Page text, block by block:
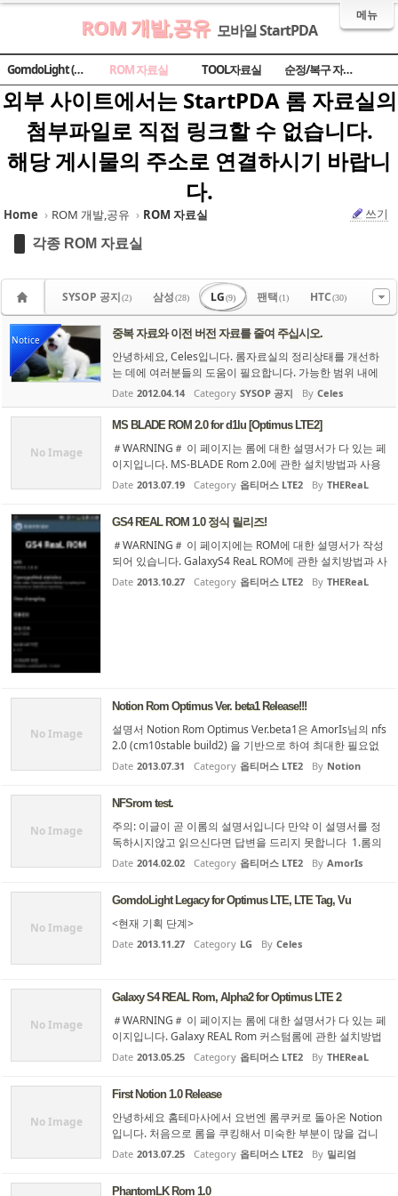
메뉴
ROM 개발,공유 모바일 StartPDA
GomdoLight (곰돌라이트) ROM 자료실 TOOL자료실 순정/복구 자료실
외부 사이트에서는 StartPDA 롬 자료실의
첨부파일로 직접 링크할 수 없습니다.
해당 게시물의 주소로 연결하시기 바랍니
다.
Home › ROM 개발,공유 › ROM 자료실 쓰기
각종 ROM 자료실
SYSOP 공지(2) 삼성(28) LG(9) 팬택(1) HTC(30)
Notice 중복 자료와 이전 버전 자료를 줄여 주십시오.
안녕하세요, Celes입니다. 롬자료실의 정리상태를 개선하
는 데에 여러분들의 도움이 필요합니다. 가능한 범위 내에
서 다음의 사항을 준수해 주셨으면 합니다. 1. 현황과 문제
점 롬 자료실에 기종별로 워낙 많은 롬들이 각각의 게시물
들로 올라와 있어서, 이를 다운로드하려는 초보자들이 어떤
Date 2012.04.14 Category SYSOP 공지 By Celes
No Image
MS BLADE ROM 2.0 for d1lu [Optimus LTE2]
＃WARNING＃ 이 페이지는 롬에 대한 설명서가 다 있는 페
이지입니다. MS-BLADE Rom 2.0에 관한 설치방법과 사용
법 등등 롬을 올리기 전 필수로 알아야 할 부분을 모두 자세
히 설명하고 있습니다. 설명서를 읽지 않고 설치 하게 되면,
판에 이미 올라온 내...
Date 2013.07.19 Category 옵티머스 LTE2 By THEReaL
GS4 REAL ROM 1.0 정식 릴리즈!
＃WARNING＃ 이 페이지에는 ROM에 대한 설명서가 작성
되어 있습니다. GalaxyS4 ReaL ROM에 관한 설치방법과 사
용법 등등 롬을 올리기 전 필수로 알아야 할 부분을 모두 자
세히 설명하고 있습니다. 설명서를 읽지 않고 설치 하게 되
Date 2013.10.27 Category 옵티머스 LTE2 By THEReaL
No Image
Notion Rom Optimus Ver. beta1 Release!!!
설명서 Notion Rom Optimus Ver.beta1은 AmorIs님의 nfs
2.0 (cm10stable build2) 을 기반으로 하여 최대한 필요없
는 어플이나 파일등은 삭제하고 지금 포팅되있는 lg의 기능
들을 넣어 최대한 optimus 의 ui,ux을 느낄수 있게 한 쿠킹
First Notion Rom과 별도로 ...
Date 2013.07.31 Category 옵티머스 LTE2 By Notion
No Image
NFSrom test.
주의: 이글이 곧 이롬의 설명서입니다 만약 이 설명서를 정
독하시지않고 읽으신다면 답변을 드리지 못합니다 1.롬의
특징 이롬은 cm10stable build2 를 다이어트하고 트윅을
넣었습니다. 사용자의 취향에따라서 롬을 세팅가능한 롬입
...
Date 2014.02.02 Category 옵티머스 LTE2 By AmorIs
No Image
GomdoLight Legacy for Optimus LTE, LTE Tag, Vu
<현재 기획 단계>
Date 2013.11.27 Category LG By Celes
No Image
Galaxy S4 REAL Rom, Alpha2 for Optimus LTE 2
＃WARNING＃ 이 페이지는 롬에 대한 설명서가 다 있는 페
이지입니다. Galaxy REAL Rom 커스텀롬에 관한 설치방법
과 사용법 등등 롬을 올리기 전 필수로 알아야 할 부분을 모
두 자세히 설명하고 있습니다. 설명서를 읽지 않고 설치 하
질문게시판에 이미 올...
Date 2013.05.25 Category 옵티머스 LTE2 By THEReaL
No Image
First Notion 1.0 Release
안녕하세요 홈테마사에서 요번엔 롬쿠커로 돌아온 Notion
입니다. 처음으로 롬을 쿠킹해서 미숙한 부분이 많을 겁니
다. 그래도 이해해주시고 .... 사실 xml이나 그런거 수정을
어떻게 하는지를 몰라서 그냥 이번롬은 짜집기에 불가합니
Date 2013.07.25 Category 옵티머스 LTE2 By 밀리엄
PhantomLK Rom 1.0
Sketchbook5, 스케치북5
Sketchbook5, 스케치북5
Sketchbook5, 스케치북5
Sketchbook5, 스케치북5